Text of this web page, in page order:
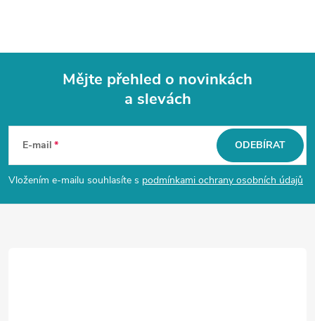
p
a
Mějte přehled o novinkách
a slevách
E-mail
Vložením e-mailu souhlasíte s podmínkami ochrany osobních údajů
ODEBÍRAT